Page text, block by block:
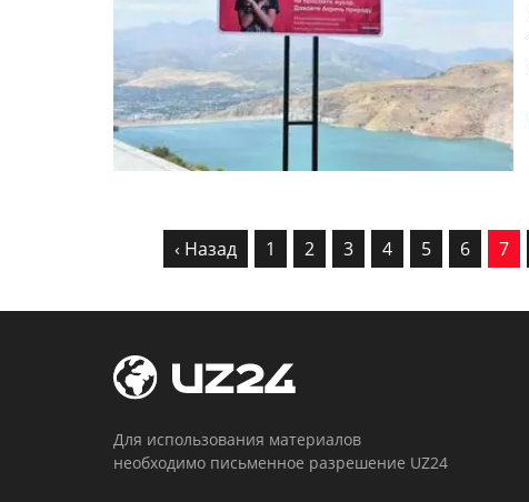
‹ Назад 1 2 3 4 5 6 7
Для использования материалов
необходимо письменное разрешение UZ24